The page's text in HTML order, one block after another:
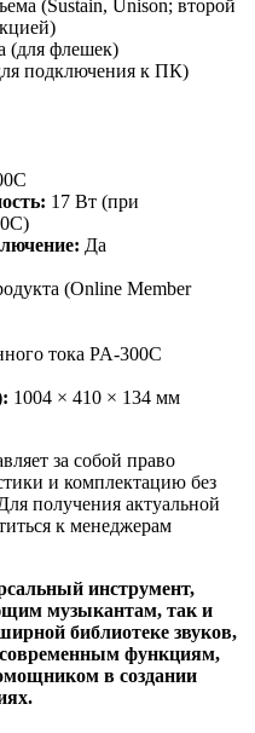
(Sustain, Unison; второй
(для флешек)
подключения к ПК)
17 Вт (при
Да
(Online Member
тока PA-300C
1004 × 410 × 134 мм
за собой право
и комплектацию без
получения актуальной
к менеджерам
инструмент,
музыкантам, так и
библиотеке звуков,
функциям,
в создании